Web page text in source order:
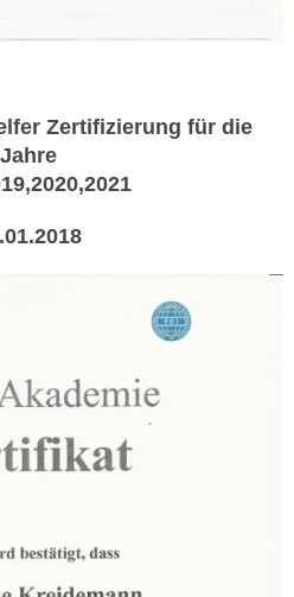
Zertifizierung für die
Jahre